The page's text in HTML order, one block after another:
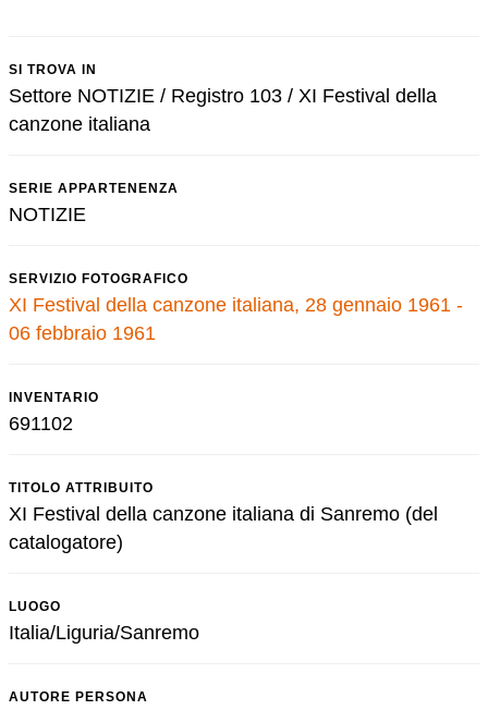
SI TROVA IN
Settore NOTIZIE / Registro 103 / XI Festival della
canzone italiana
SERIE APPARTENENZA
NOTIZIE
SERVIZIO FOTOGRAFICO
XI Festival della canzone italiana, 28 gennaio 1961 -
06 febbraio 1961
INVENTARIO
691102
TITOLO ATTRIBUITO
XI Festival della canzone italiana di Sanremo (del
catalogatore)
LUOGO
Italia/Liguria/Sanremo
AUTORE PERSONA